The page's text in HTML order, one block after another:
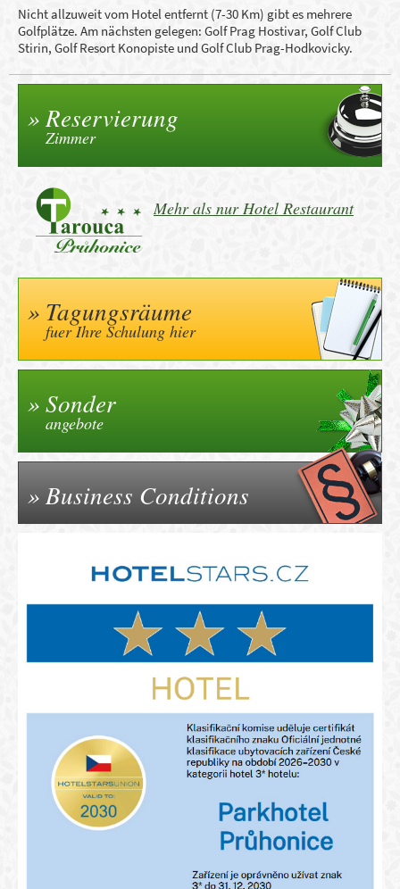
Nicht allzuweit vom Hotel entfernt (7-30 Km) gibt es mehrere
Golfplätze. Am nächsten gelegen: Golf Prag Hostivar, Golf Club
Stirin, Golf Resort Konopiste und Golf Club Prag-Hodkovicky.
Reservierung
Zimmer
Mehr als nur Hotel Restaurant
Tagungsräume
fuer Ihre Schulung hier
Sonder
angebote
Business Conditions